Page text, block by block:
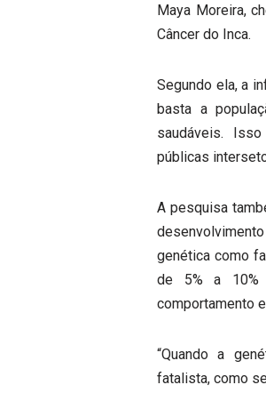
Maya Moreira,
Câncer do Inca.
Segundo ela, a
basta a
saudáveis.
públicas
A pesquisa
desenvolvimento
genética como
de 5% a 10%
comportamento
“Quando a
fatalista, como